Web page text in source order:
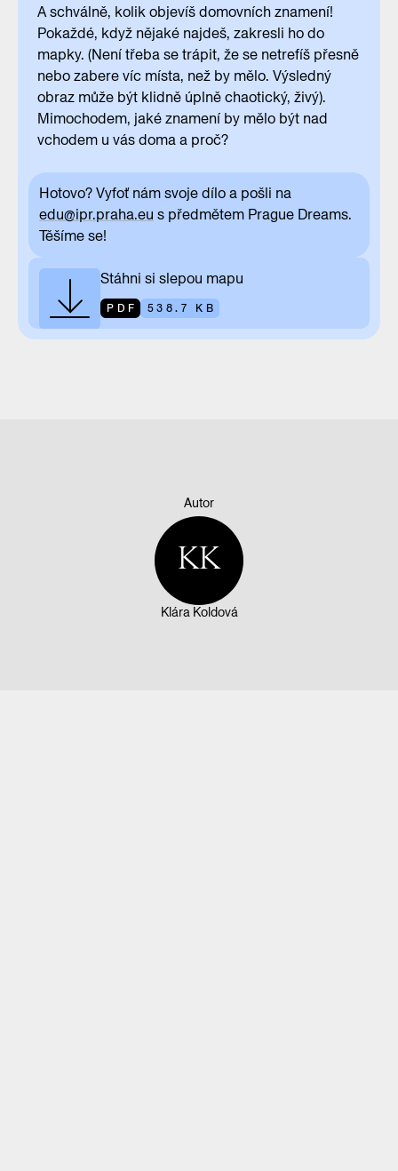
A schválně, kolik objevíš domovních znamení!
Pokaždé, když nějaké najdeš, zakresli ho do
mapky. (Není třeba se trápit, že se netrefíš přesně
nebo zabere víc místa, než by mělo. Výsledný
obraz může být klidně úplně chaotický, živý).
Mimochodem, jaké znamení by mělo být nad
vchodem u vás doma a proč?
Hotovo? Vyfoť nám svoje dílo a pošli na
edu@ipr.praha.eu s předmětem Prague Dreams.
Těšíme se!
PDF 538.7 KB
Stáhni si slepou mapu
Autor
KK
Klára Koldová